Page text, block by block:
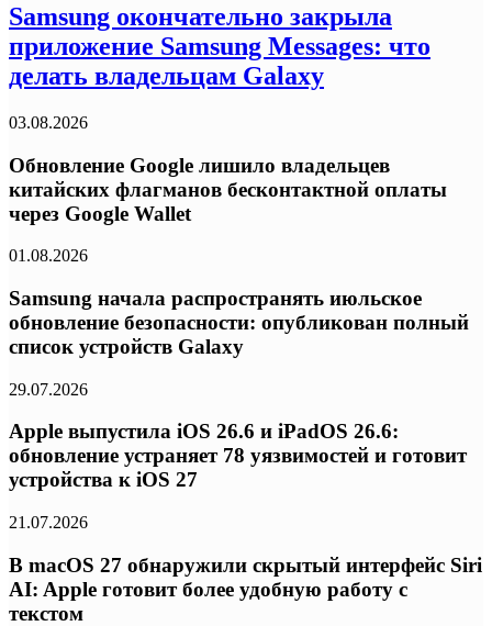
Samsung окончательно закрыла
приложение Samsung Messages: что
делать владельцам Galaxy
03.08.2026
Обновление Google лишило владельцев
китайских флагманов бесконтактной оплаты
через Google Wallet
01.08.2026
Samsung начала распространять июльское
обновление безопасности: опубликован полный
список устройств Galaxy
29.07.2026
Apple выпустила iOS 26.6 и iPadOS 26.6:
обновление устраняет 78 уязвимостей и готовит
устройства к iOS 27
21.07.2026
В macOS 27 обнаружили скрытый интерфейс Siri
AI: Apple готовит более удобную работу с
текстом